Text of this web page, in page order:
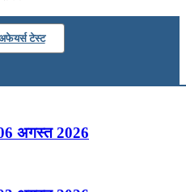
टेस्ट
अगस्त 2026